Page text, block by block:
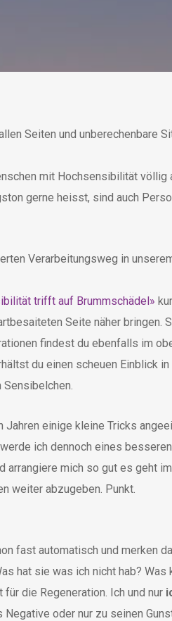
Seiten und unberechenbare
mit Hochsensibilität völlig
gerne heisst, sind auch
Verarbeitungsweg in
trifft auf Brummschädel»
Seite näher bringen.
findest du ebenfalls im
du einen scheuen Einblick
einige kleine Tricks
ich dennoch eines
arrangiere mich so gut es geht
weiter abzugeben. Punkt.
fast automatisch und merken
hat sie was ich nicht hab? Was
die Regeneration. Ich und nur
Negative oder nur zu seinen